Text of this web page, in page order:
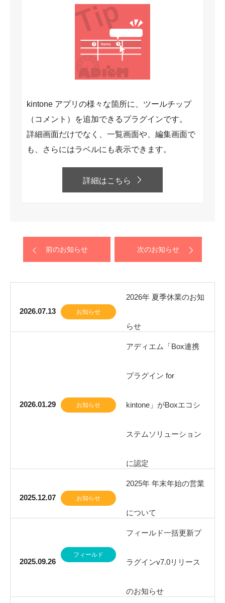
kintone アプリの様々な箇所に、ツールチップ
（コメント）を追加できるプラグインです。
詳細画面だけでなく、一覧画面や、編集画面で
も、さらにはラベルにも表示できます。
詳細はこちら
前のお知らせ 次のお知らせ
2026.07.13 お知らせ
2026年 夏季休業のお知
らせ
2026.01.29 お知らせ
アディエム「Box連携
プラグイン for
kintone」がBoxエコシ
ステムソリューション
に認定
2025.12.07 お知らせ
2025年 年末年始の営業
について
2025.09.26
フィールド
フィールド一括更新プ
ラグインv7.0リリース
のお知らせ